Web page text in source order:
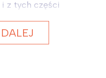
i z tych części